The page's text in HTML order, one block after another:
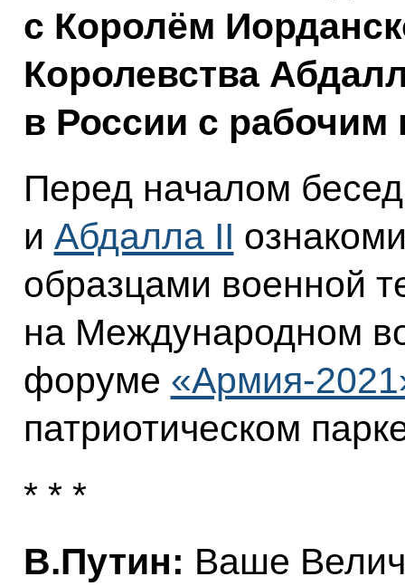
с Королём
Королевства
в России с рабочим
Перед началом
и Абдалла II
образцами военной
на Международном
форуме «Армия-
патриотическом
* * *
В.Путин: Ваше